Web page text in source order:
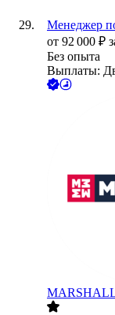
Менеджер
от 92 000 ₽
Без опыта
Выплаты: